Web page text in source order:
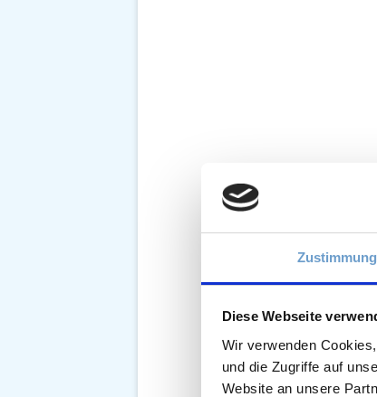
Zustimmung
Diese Webseite
Wir verwenden
und die Zugriffe auf
Website an unsere